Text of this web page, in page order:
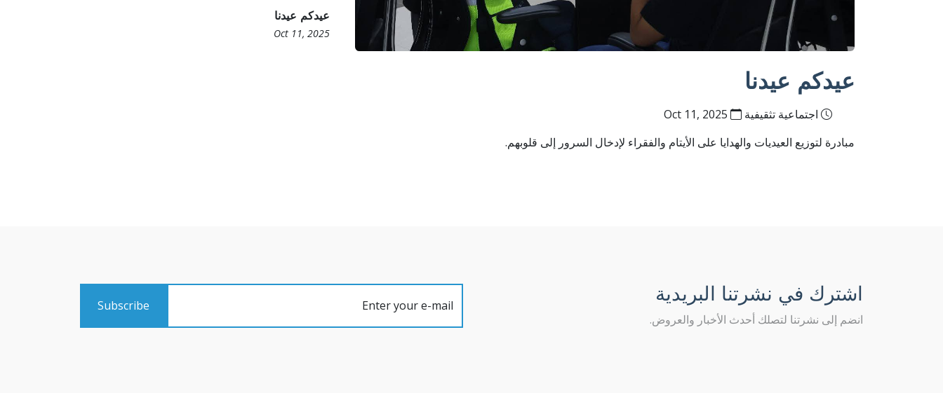
عيدكم عيدنا
اجتماعية تثقيفية
مبادرة لتوزيع العيديات والهدايا على الأيتام والفقراء لإدخال السرور إلى قلوبهم.
عيدكم عيدنا
Oct 11, 2025
اشترك في نشرتنا البريدية
انضم إلى نشرتنا لتصلك أحدث الأخبار والعروض.